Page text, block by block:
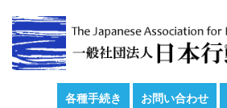
各種手続き お問い合わせ